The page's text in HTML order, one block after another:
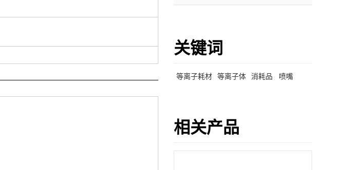
关键词
等离子耗材 等离子体 消耗品 喷嘴
相关产品